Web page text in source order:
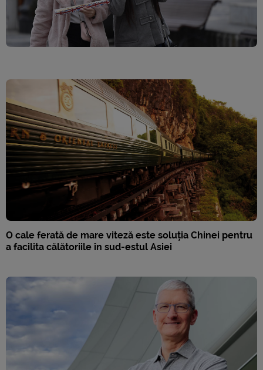
O cale ferată de mare viteză este soluția Chinei pentru
a facilita călătoriile în sud-estul Asiei